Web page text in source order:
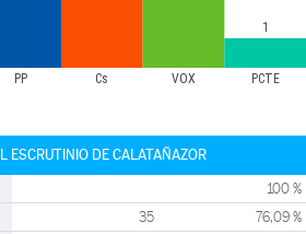
PP Cs VOX PCTE
1
ESCRUTINIO DE CALATAÑAZOR
100 %
35 76,09 %